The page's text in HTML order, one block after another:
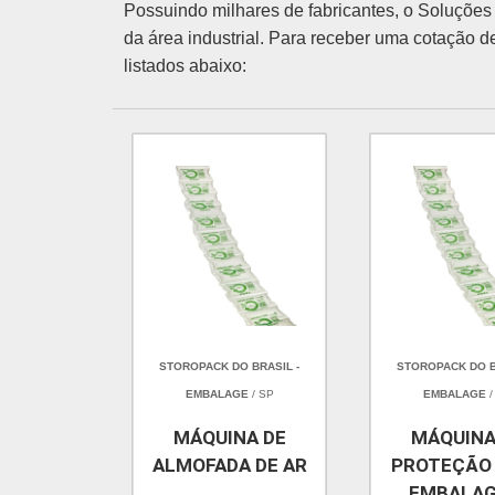
Possuindo milhares de fabricantes, o
da área industrial. Para receber uma cotação
listados abaixo:
STOROPACK DO BRASIL -
EMBALAGE / SP
MÁQUINA DE
ALMOFADA DE AR
STOROPACK DO
EMBALAGE /